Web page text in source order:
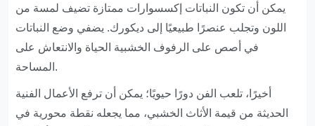
يمكن أن تكون النباتات إكسسوارات ممتازة تضيف لمسة من
اللون وتجلب عنصرًا طبيعيًا إلى ديكورك. يضفي وضع النباتات
في أصص على الرفوف الخشبية الحياة والانتعاش على
المساحة.
أخيرًا، تلعب الفن دورًا حيويًا؛ يمكن أن ترفع الأعمال الفنية
الحديثة من قيمة الأثاث الخشبي، مما يجعله نقطة محورية في